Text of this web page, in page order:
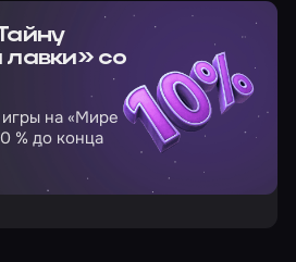
лавки» со
на «Мире
% до конца